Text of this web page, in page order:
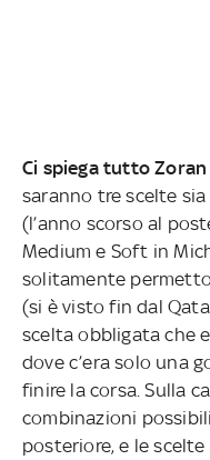
Ci spiega tutto Zoran
saranno tre scelte
(l’anno scorso al
Medium e Soft in
solitamente
(si è visto fin dal
scelta obbligata che
dove c’era solo una
finire la corsa. Sulla
combinazioni
posteriore, e le